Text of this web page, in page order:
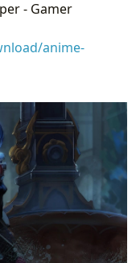
- Gamer
anime-